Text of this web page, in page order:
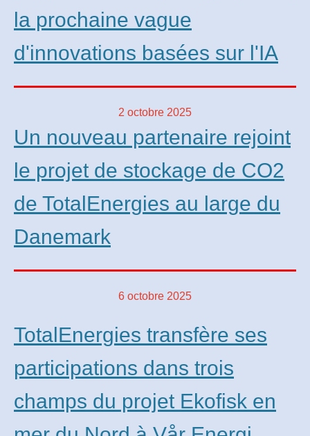
la prochaine vague
d'innovations basées sur l'IA
2 octobre 2025
Un nouveau partenaire rejoint
le projet de stockage de CO2
de TotalEnergies au large du
Danemark
6 octobre 2025
TotalEnergies transfère ses
participations dans trois
champs du projet Ekofisk en